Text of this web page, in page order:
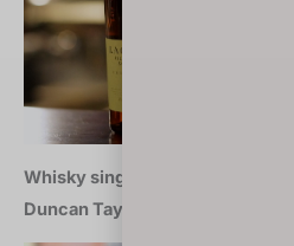
Whisky single grain marca 2018:
Duncan Taylor (Szkocja)